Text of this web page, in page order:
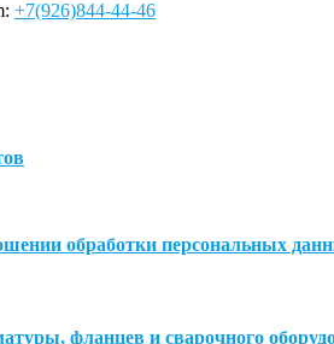
+7(926)844-44-46
обработки персональных
фланцев и сварочного